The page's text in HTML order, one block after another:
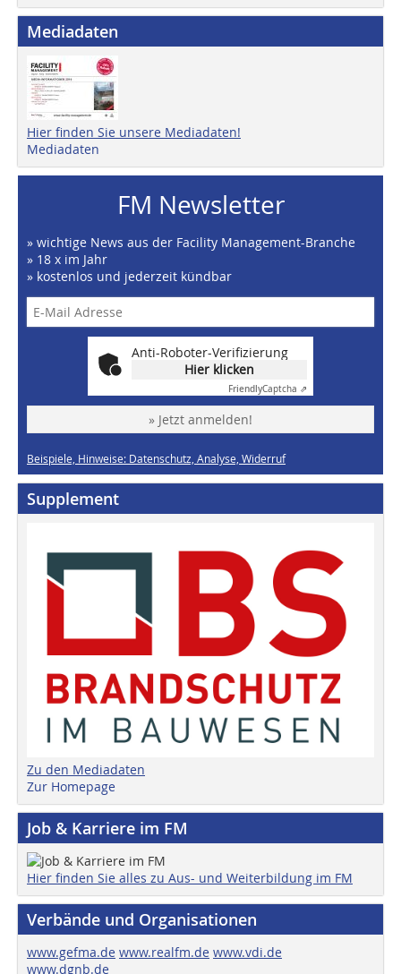
Mediadaten
Hier finden Sie unsere Mediadaten!
Mediadaten
FM Newsletter
» wichtige News aus der Facility Management-Branche
» 18 x im Jahr
» kostenlos und jederzeit kündbar
Anti-Roboter-Verifizierung
Hier klicken
FriendlyCaptcha ⇗
» Jetzt anmelden!
Beispiele, Hinweise: Datenschutz, Analyse, Widerruf
Supplement
Zu den Mediadaten
Zur Homepage
Job & Karriere im FM
Hier finden Sie alles zu Aus- und Weiterbildung im FM
Verbände und Organisationen
www.gefma.de www.realfm.de www.vdi.de
www.dgnb.de